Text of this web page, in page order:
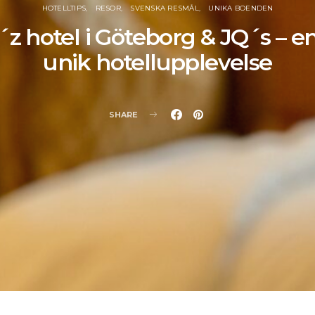
HOTELLTIPS RESOR SVENSKA RESMÅL UNIKA BOENDEN
hotel i Göteborg & JQ´s –
unik hotellupplevelse
SHARE